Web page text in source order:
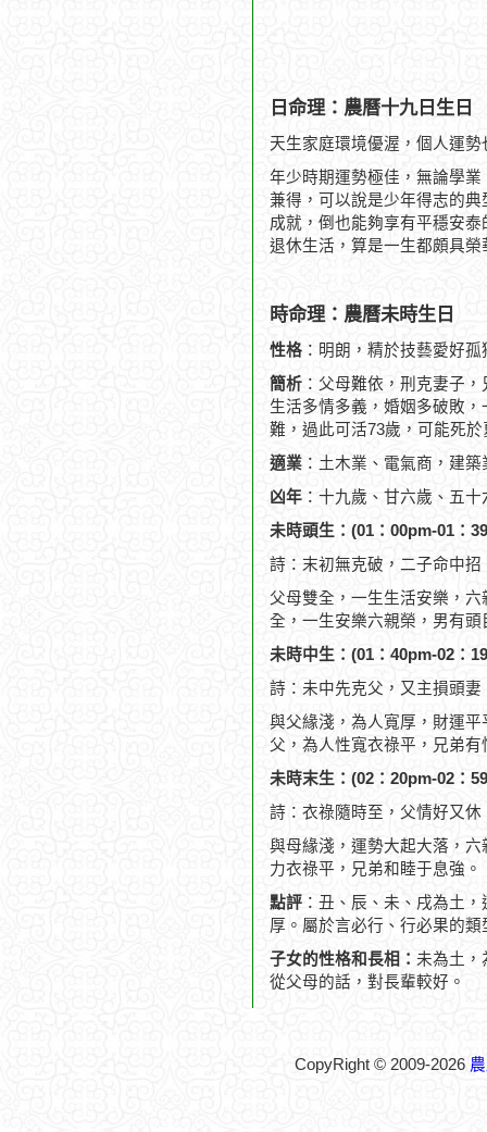
日命理：農曆十九日生日
天生家庭環境優渥，個人運
年少時期運勢極佳，無論學
兼得，可以說是少年得志的
成就，倒也能夠享有平穩安
退休生活，算是一生都頗具榮
時命理：農曆未時生日
性格 ：明朗，精於技藝愛好
簡析 ：父母難依，刑克妻子
生活多情多義，婚姻多破敗
難，過此可活73歲，可能死於
適業 ：土木業、電氣商，建
凶年 ：十九歲、甘六歲、五
未時頭生：(01：00pm-01：
詩：末初無克破，二子命中
父母雙全，一生生活安樂，
全，一生安樂六親榮，男有
未時中生：(01：40pm-02：
詩：未中先克父，又主損頭
與父緣淺，為人寬厚，財運
父，為人性寬衣祿平，兄弟
未時末生：(02：20pm-02：
詩：衣祿隨時至，父情好又
與母緣淺，運勢大起大落，
力衣祿平，兄弟和睦于息強。
點評 ：丑、辰、未、戌為土
厚。屬於言必行、行必果的
子女的性格和長相： 未為土，
從父母的話，對長輩較好。
CopyRight © 2009-2026